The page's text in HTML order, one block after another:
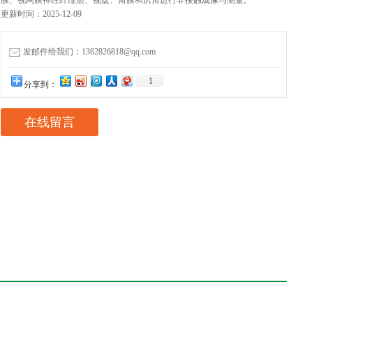
更新时间：2025-12-09
发邮件给我们：1362826818@qq.com
分享到： 1
在线留言